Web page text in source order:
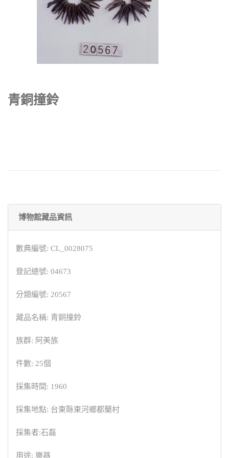
青銅撞鈴
博物館藏品資訊
數典編號: CL_0028075
登記總號: 04673
分類編號: 20567
藏品名稱: 青銅撞鈴
族群: 阿美族
件數: 25個
採集時間: 1960
採集地點: 台東縣東河鄉都蘭村
採集者:石磊
用途: 樂器